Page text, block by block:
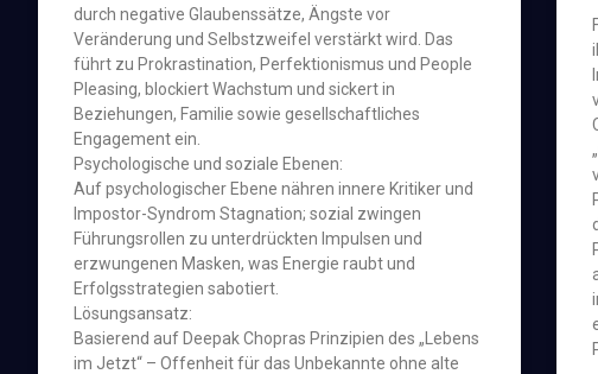
durch negative Glaubenssätze, Ängste vor
Veränderung und Selbstzweifel verstärkt wird. Das
führt zu Prokrastination, Perfektionismus und People
Pleasing, blockiert Wachstum und sickert in
Beziehungen, Familie sowie gesellschaftliches
Engagement ein.
Psychologische und soziale Ebenen:
Auf psychologischer Ebene nähren innere Kritiker und
Impostor-Syndrom Stagnation; sozial zwingen
Führungsrollen zu unterdrückten Impulsen und
erzwungenen Masken, was Energie raubt und
Erfolgsstrategien sabotiert.
Lösungsansatz:
Basierend auf Deepak Chopras Prinzipien des „Lebens
im Jetzt“ – Offenheit für das Unbekannte ohne alte